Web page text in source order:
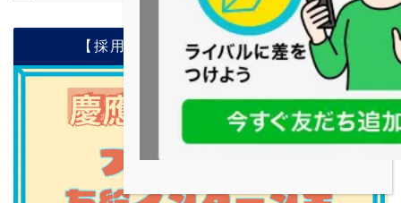
【採用案内】現役SFC生 募集中！